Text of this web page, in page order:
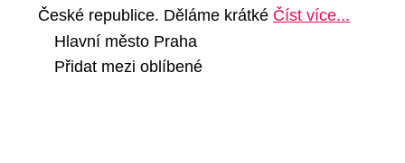
České republice. Děláme krátké Číst více...
Hlavní město Praha
Přidat mezi oblíbené